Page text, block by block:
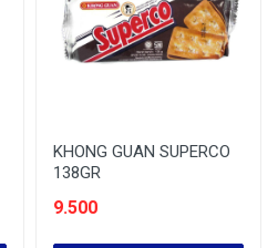
KHONG GUAN SUPERCO
138GR
9.500